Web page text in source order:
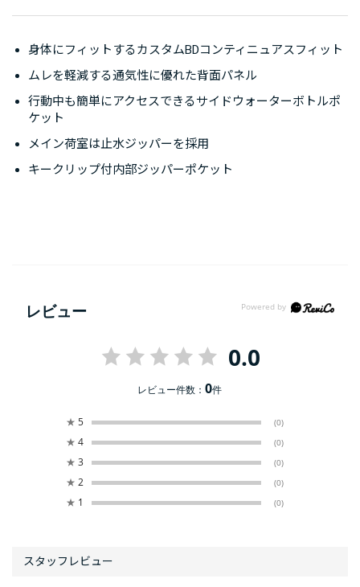
身体にフィットするカスタムBDコンティニュアスフィット
ムレを軽減する通気性に優れた背面パネル
行動中も簡単にアクセスできるサイドウォーターボトルポ
ケット
メイン荷室は止水ジッパーを採用
キークリップ付内部ジッパーポケット
レビュー
0.0
レビュー件数：0件
★ 5 (0)
★ 4 (0)
★ 3 (0)
★ 2 (0)
★ 1 (0)